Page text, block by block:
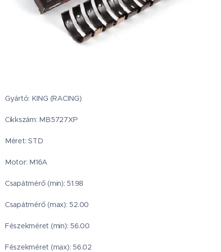
Gyártó: KING (RACING)
Cikkszám: MB5727XP
Méret: STD
Motor: M16A
Csapátmérő (min): 51.98
Csapátmérő (max): 52.00
Fészekméret (min): 56.00
Fészekméret (max): 56.02